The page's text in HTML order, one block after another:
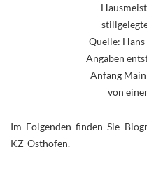
Quelle: Hans
Angaben
Anfang
von
Im Folgenden finden Sie
KZ-Osthofen.